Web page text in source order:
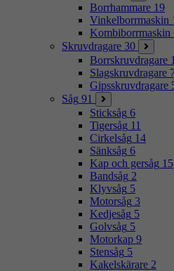
Borrhammare 19
Vinkelborrmaskin
Kombiborrmaskin
Skruvdragare 30
Borrskruvdragare
Slagskruvdragare
Gipsskruvdragare
Såg 91
Sticksåg 6
Tigersåg 11
Cirkelsåg 14
Sänksåg 6
Kap och gersåg 15
Bandsåg 2
Klyvsåg 5
Motorsåg 3
Kedjesåg 5
Golvsåg 5
Motorkap 9
Stensåg 5
Kakelskärare 2